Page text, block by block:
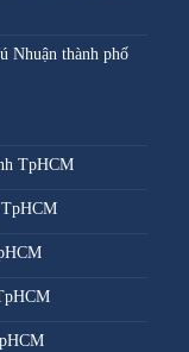
Nhuận thành phố
TpHCM